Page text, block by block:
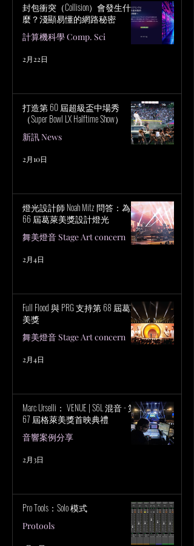
封包衝突（Collision）會發生什
麼？淺顯易懂的網路秘密
計算機科學 Comp. Sci
2月22日
打造第 60 屆超級盃中場秀
（Super Bowl LX Halftime Show）
新訊 News
2月10日
燈光設計師 Noah Mitz 問答：為第
66 屆葛萊美獎設計燈光
舞美燈音 Stage Art concern
2月4日
Full Flood 與 PRG 支持第 68 屆葛萊
美獎
舞美燈音 Stage Art concern
2月4日
Marc Urselli： VENUE | S6L 混音 - 第
67 屆格萊美獎首映典禮
音響案例分享
2月3日
Pro Tools：Solo 模式
Protools